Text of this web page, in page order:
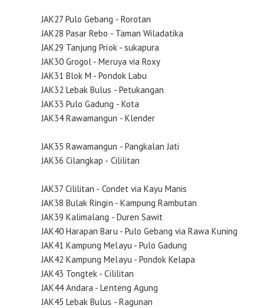
JAK27 Pulo Gebang - Rorotan
JAK28 Pasar Rebo - Taman Wiladatika
JAK29 Tanjung Priok - sukapura
JAK30 Grogol - Meruya via Roxy
JAK31 Blok M - Pondok Labu
JAK32 Lebak Bulus - Petukangan
JAK33 Pulo Gadung - Kota
JAK34 Rawamangun - Klender
JAK35 Rawamangun - Pangkalan Jati
JAK36 Cilangkap - Cililitan
JAK37 Cililitan - Condet via Kayu Manis
JAK38 Bulak Ringin - Kampung Rambutan
JAK39 Kalimalang - Duren Sawit
JAK40 Harapan Baru - Pulo Gebang via Rawa Kuning
JAK41 Kampung Melayu - Pulo Gadung
JAK42 Kampung Melayu - Pondok Kelapa
JAK43 Tongtek - Cililitan
JAK44 Andara - Lenteng Agung
JAK45 Lebak Bulus - Ragunan